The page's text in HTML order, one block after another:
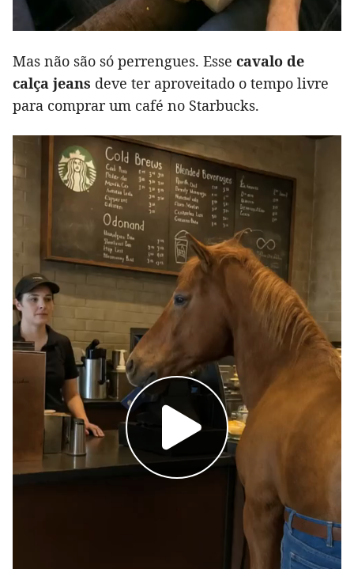
Mas não são só perrengues. Esse cavalo de
calça jeans deve ter aproveitado o tempo livre
para comprar um café no Starbucks.